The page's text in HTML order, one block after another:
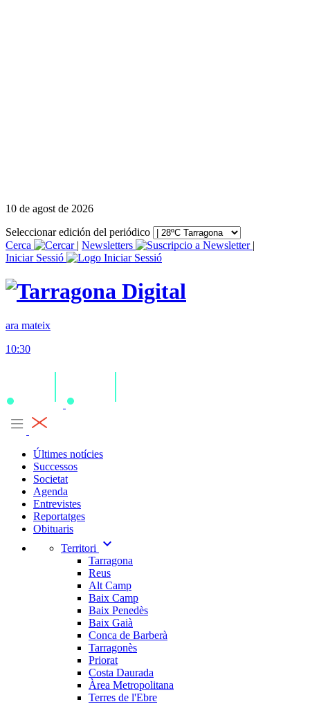
10 de agost de 2026
Seleccionar edición del periódico
Cerca
| Newsletters
|
Iniciar Sessió
ara mateix
10:30
Últimes notícies
Successos
Societat
Agenda
Entrevistes
Reportatges
Obituaris
Territori
expand_more
Tarragona
Reus
Alt Camp
Baix Camp
Baix Penedès
Baix Gaià
Conca de Barberà
Tarragonès
Priorat
Costa Daurada
Àrea Metropolitana
Terres de l'Ebre